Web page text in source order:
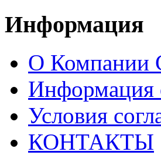
Информация
О
Информация
Условия
КОНТАКТЫ